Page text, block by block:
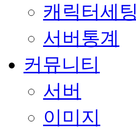
캐릭터세팅
서버통계
커뮤니티
서버
이미지